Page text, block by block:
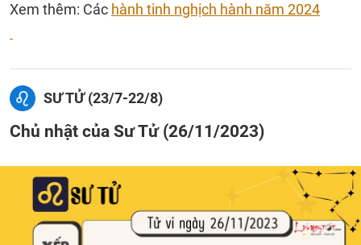
Xem thêm: Các hành tinh nghịch hành năm 2024
SƯ TỬ (23/7-22/8)
Chủ nhật của Sư Tử (26/11/2023)